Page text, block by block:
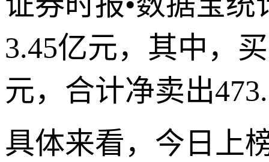
3.45亿元，其中，
元，合计净卖出
具体来看，今日上